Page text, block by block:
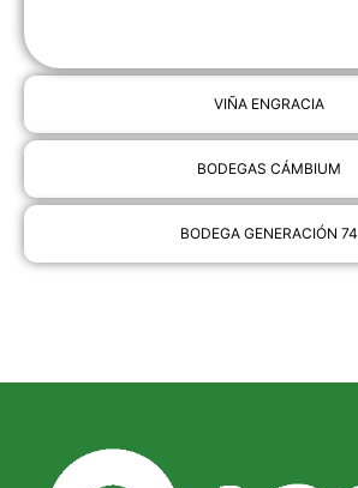
VIÑA ENGRACIA
BODEGAS CÁMBIUM
BODEGA GENERACIÓN 74